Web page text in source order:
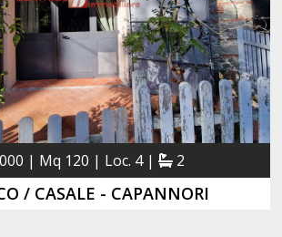
| Mq 120 | Loc. 4 | 2
/ CASALE - CAPANNORI